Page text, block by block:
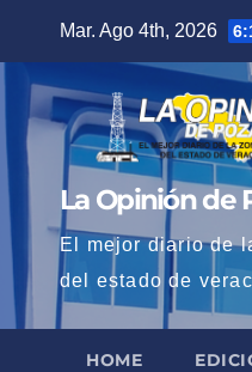
contenido
Mar. Ago 4th, 2026
La Opinión de
El mejor diario de
del estado de
HOME